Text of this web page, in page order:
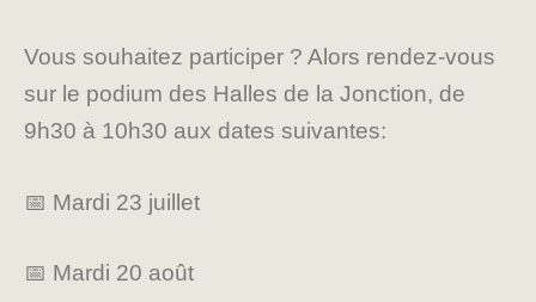
Vous souhaitez participer ? Alors rendez-vous
sur le podium des Halles de la Jonction, de
9h30 à 10h30 aux dates suivantes:
📅 Mardi 23 juillet
📅 Mardi 20 août